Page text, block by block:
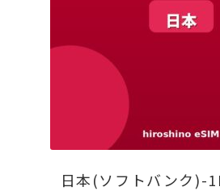
日本(ソフトバンク)-